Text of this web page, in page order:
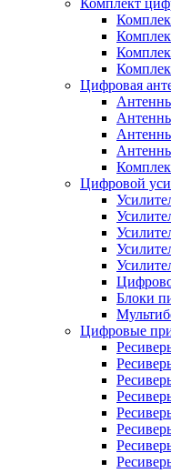
Комплект
Цифровая
Цифровой
Блоки
Цифровые